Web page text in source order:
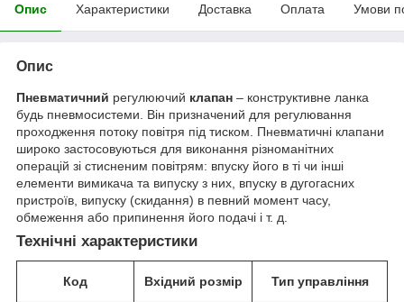
Опис Характеристики Доставка Оплата Умови
Опис
Пневматичний регулюючий клапан – конструктивне ланка
будь пневмосистеми. Він призначений для регулювання
проходження потоку повітря під тиском. Пневматичні клапани
широко застосовуються для виконання різноманітних
операцій зі стисненим повітрям: впуску його в ті чи інші
елементи вимикача та випуску з них, впуску в дугогасних
пристроїв, випуску (скидання) в певний момент часу,
обмеження або припинення його подачі і т. д.
Технічні характеристики
Код Вхідний розмір Тип управління